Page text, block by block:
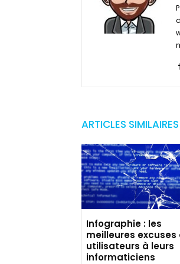
ARTICLES SIMILAIRES
Infographie : les
meilleures excuses
utilisateurs à leurs
informaticiens